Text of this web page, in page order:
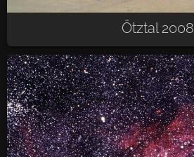
Ötztal 2008